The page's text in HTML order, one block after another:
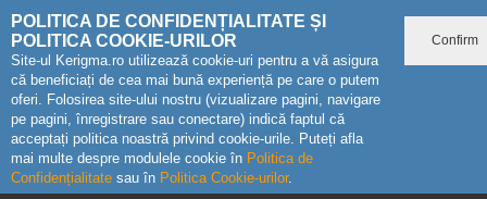
POLITICA DE CONFIDENȚIALITATE ȘI
POLITICA COOKIE-URILOR
Site-ul Kerigma.ro utilizează cookie-uri pentru a vă asigura
că beneficiați de cea mai bună experiență pe care o putem
oferi. Folosirea site-ului nostru (vizualizare pagini, navigare
pe pagini, înregistrare sau conectare) indică faptul că
acceptați politica noastră privind cookie-urile. Puteți afla
mai multe despre modulele cookie în Politica de
Confidențialitate sau în Politica Cookie-urilor.
Confirm